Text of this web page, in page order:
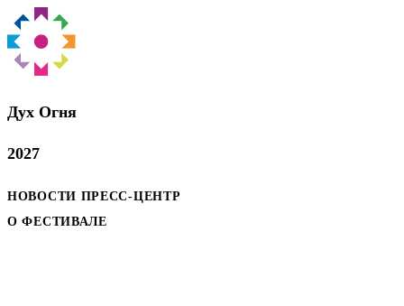
Дух Oгня
2027
НОВОСТИ ПРЕСС-ЦЕНТР
О ФЕСТИВАЛЕ